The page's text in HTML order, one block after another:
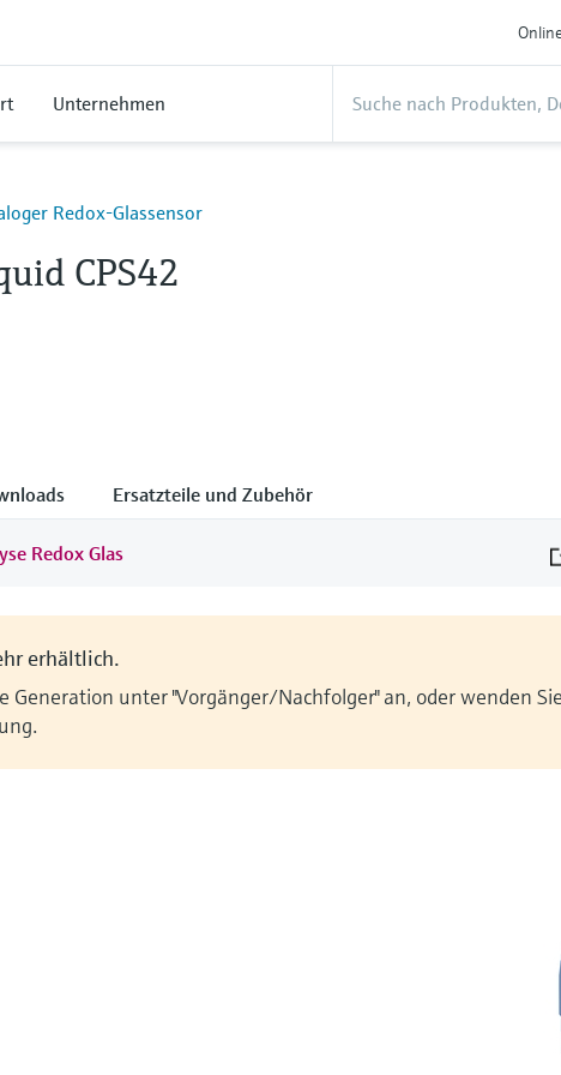
Unternehmen
Redox-Glassensor
CPS42
Ersatzteile und Zubehör
Redox Glas
erhältlich.
Generation unter "Vorgänger/Nachfolger" an, oder wenden